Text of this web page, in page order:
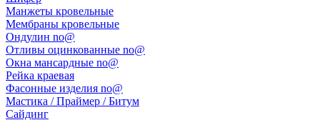
Манжеты кровельные
Мембраны кровельные
Ондулин no@
Отливы оцинкованные no@
Окна мансардные no@
Рейка краевая
Фасонные изделия no@
Мастика / Праймер / Битум
Сайдинг